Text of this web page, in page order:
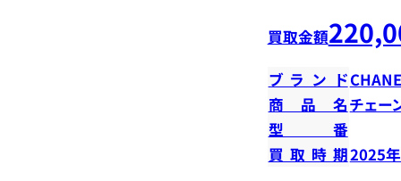
買取金額
ブランド
商品名チェー
型番
買取時期2025